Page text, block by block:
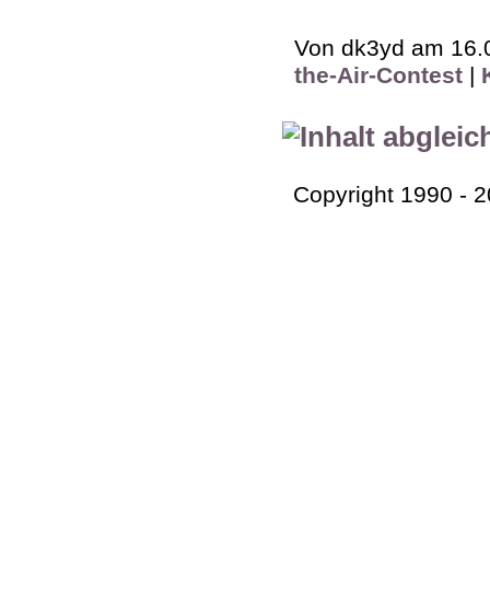
Von dk3yd am
the-Air-Contest |
Copyright 1990 -